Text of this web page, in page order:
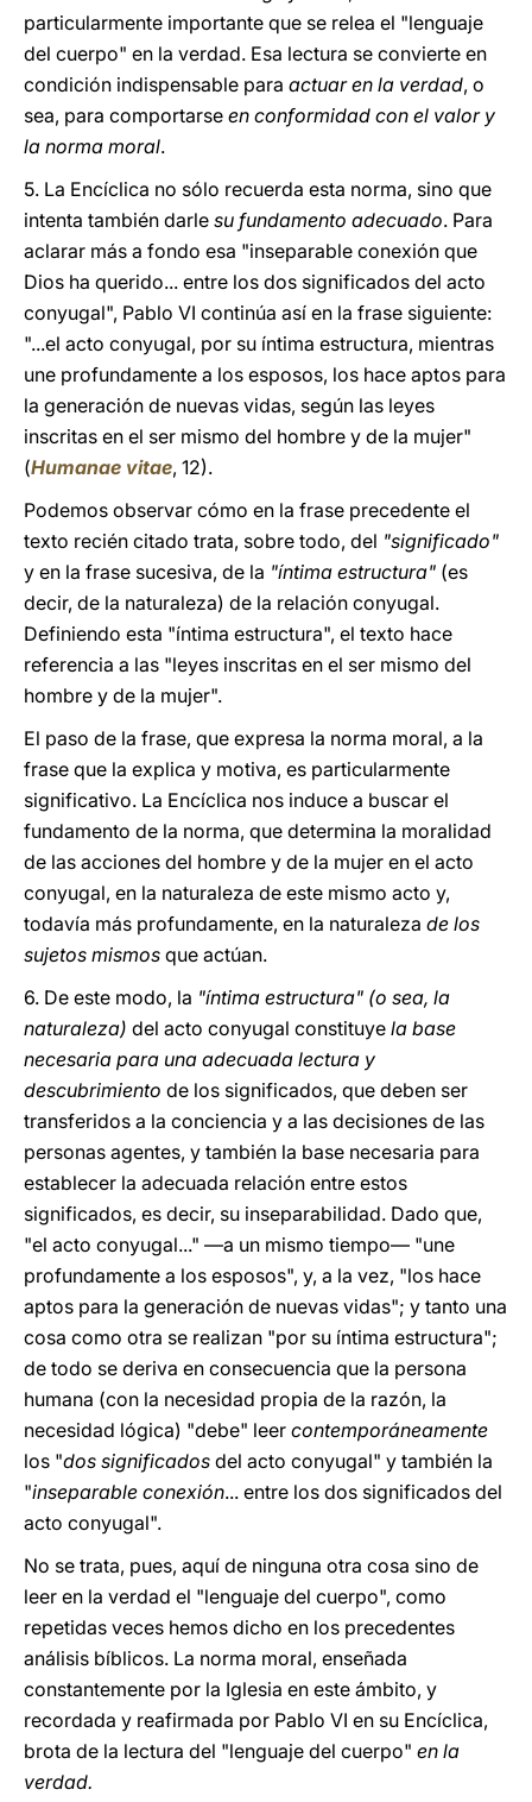
particularmente importante que se relea el "lenguaje
del cuerpo" en la verdad. Esa lectura se convierte en
condición indispensable para actuar en la verdad, o
sea, para comportarse en conformidad con el valor y
la norma moral.
5. La Encíclica no sólo recuerda esta norma, sino que
intenta también darle su fundamento adecuado. Para
aclarar más a fondo esa "inseparable conexión que
Dios ha querido... entre los dos significados del acto
conyugal", Pablo VI continúa así en la frase siguiente:
"...el acto conyugal, por su íntima estructura, mientras
une profundamente a los esposos, los hace aptos para
la generación de nuevas vidas, según las leyes
inscritas en el ser mismo del hombre y de la mujer"
(Humanae vitae, 12).
Podemos observar cómo en la frase precedente el
texto recién citado trata, sobre todo, del "significado"
y en la frase sucesiva, de la "íntima estructura" (es
decir, de la naturaleza) de la relación conyugal.
Definiendo esta "íntima estructura", el texto hace
referencia a las "leyes inscritas en el ser mismo del
hombre y de la mujer".
El paso de la frase, que expresa la norma moral, a la
frase que la explica y motiva, es particularmente
significativo. La Encíclica nos induce a buscar el
fundamento de la norma, que determina la moralidad
de las acciones del hombre y de la mujer en el acto
conyugal, en la naturaleza de este mismo acto y,
todavía más profundamente, en la naturaleza de los
sujetos mismos que actúan.
6. De este modo, la "íntima estructura" (o sea, la
naturaleza) del acto conyugal constituye la base
necesaria para una adecuada lectura y
descubrimiento de los significados, que deben ser
transferidos a la conciencia y a las decisiones de las
personas agentes, y también la base necesaria para
establecer la adecuada relación entre estos
significados, es decir, su inseparabilidad. Dado que,
"el acto conyugal..." —a un mismo tiempo— "une
profundamente a los esposos", y, a la vez, "los hace
aptos para la generación de nuevas vidas"; y tanto una
cosa como otra se realizan "por su íntima estructura";
de todo se deriva en consecuencia que la persona
humana (con la necesidad propia de la razón, la
necesidad lógica) "debe" leer contemporáneamente
los "dos significados del acto conyugal" y también la
"inseparable conexión... entre los dos significados del
acto conyugal".
No se trata, pues, aquí de ninguna otra cosa sino de
leer en la verdad el "lenguaje del cuerpo", como
repetidas veces hemos dicho en los precedentes
análisis bíblicos. La norma moral, enseñada
constantemente por la Iglesia en este ámbito, y
recordada y reafirmada por Pablo VI en su Encíclica,
brota de la lectura del "lenguaje del cuerpo" en la
verdad.